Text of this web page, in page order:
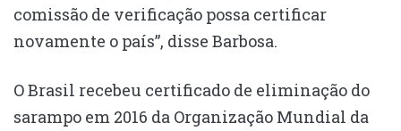
comissão de verificação possa certificar
novamente o país”, disse Barbosa.
O Brasil recebeu certificado de eliminação do
sarampo em 2016 da Organização Mundial da